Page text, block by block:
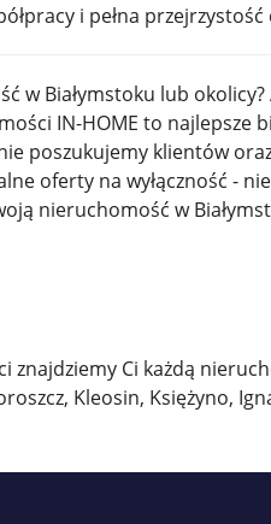
i pełna
w Białymstoku lub
IN-HOME to
poszukujemy klientów
oferty na wyłączność -
nieruchomość w
znajdziemy Ci każdą
Kleosin, Księżyno,